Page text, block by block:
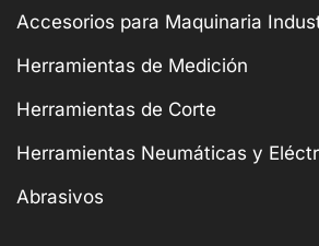
Accesorios para Maquinaria
Herramientas de Medición
Herramientas de Corte
Herramientas Neumáticas y
Abrasivos